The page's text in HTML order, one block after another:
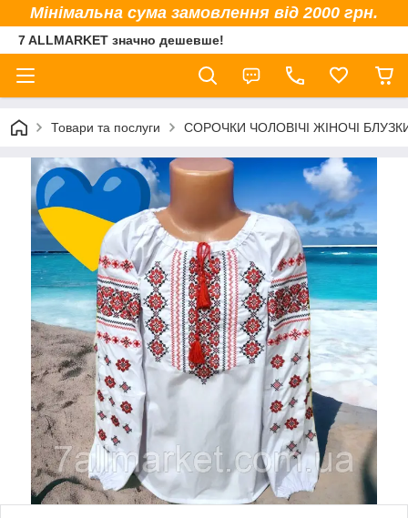
Мінімальна сума замовлення від 2000 грн.
7 ALLMARKET значно дешевше!
Товари та послуги СОРОЧКИ ЧОЛОВІЧІ ЖІНОЧІ